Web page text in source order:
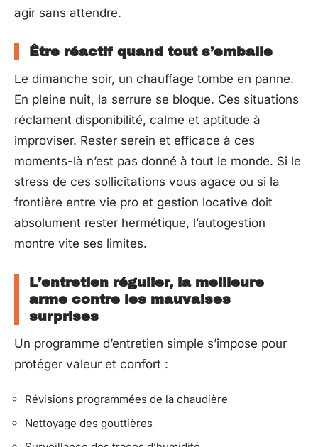
agir sans attendre.
Être réactif quand tout s’emballe
Le dimanche soir, un chauffage tombe en panne.
En pleine nuit, la serrure se bloque. Ces situations
réclament disponibilité, calme et aptitude à
improviser. Rester serein et efficace à ces
moments-là n’est pas donné à tout le monde. Si le
stress de ces sollicitations vous agace ou si la
frontière entre vie pro et gestion locative doit
absolument rester hermétique, l’autogestion
montre vite ses limites.
L’entretien régulier, la meilleure
arme contre les mauvaises
surprises
Un programme d’entretien simple s’impose pour
protéger valeur et confort :
Révisions programmées de la chaudière
Nettoyage des gouttières